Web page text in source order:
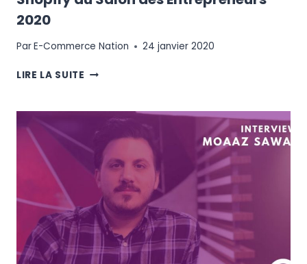
2020
ParE-Commerce Nation 24 janvier 2020
LIRE LA SUITE SHOPIFY
DES
ENTREPRENEURS
2020